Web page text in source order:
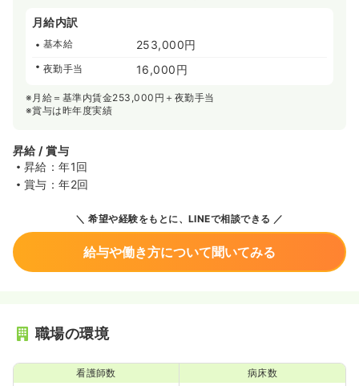
月給内訳
基本給 253,000円
夜勤手当 16,000円
※月給＝基準内賃金253,000円＋夜勤手当
※賞与は昨年度実績
昇給 / 賞与
昇給：年1回
賞与：年2回
希望や経験をもとに、LINEで相談できる
給与や働き方について聞いてみる
職場の環境
看護師数 病床数